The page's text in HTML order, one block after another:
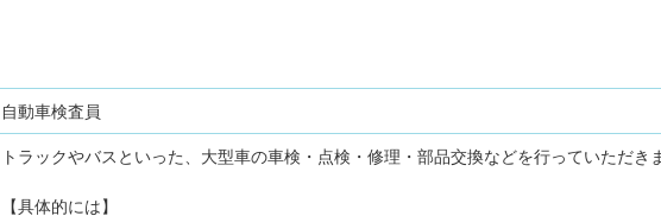
自動車検査員
トラックやバスといった、大型車の車検・点検・修理・部品交換などを行っていただき
【具体的には】